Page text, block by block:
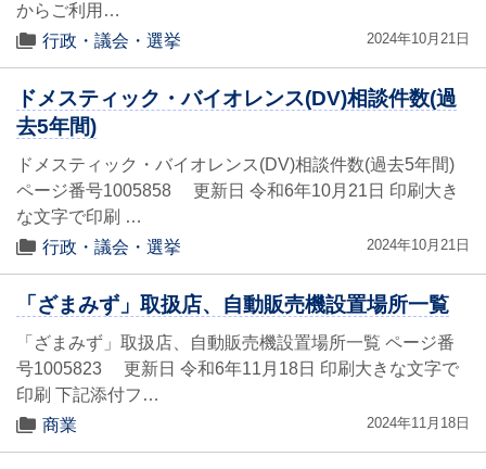
からご利用…
行政・議会・選挙
2024年10月21日
ドメスティック・バイオレンス(DV)相談件数(過
去5年間)
ドメスティック・バイオレンス(DV)相談件数(過去5年間)
ページ番号1005858 更新日 令和6年10月21日 印刷大き
な文字で印刷 …
行政・議会・選挙
2024年10月21日
「ざまみず」取扱店、自動販売機設置場所一覧
「ざまみず」取扱店、自動販売機設置場所一覧 ページ番
号1005823 更新日 令和6年11月18日 印刷大きな文字で
印刷 下記添付フ…
商業
2024年11月18日